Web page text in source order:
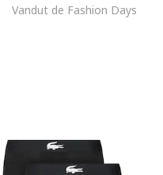
Vandut de Fashion Days